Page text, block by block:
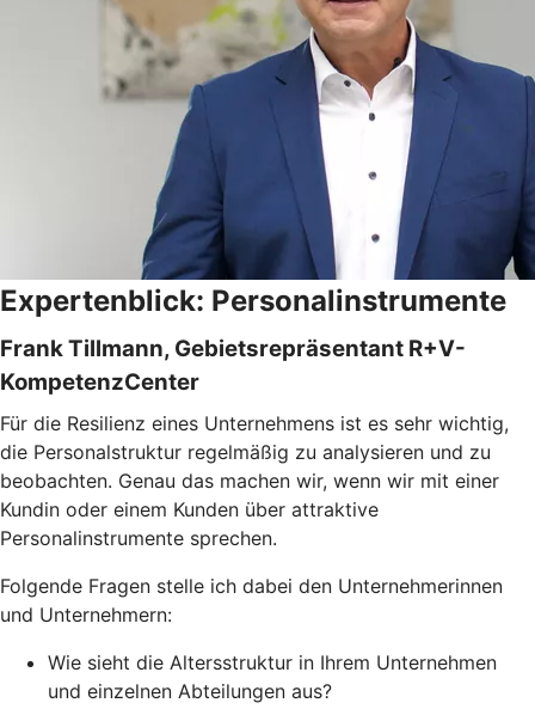
Expertenblick: Personalinstrumente
Frank Tillmann, Gebietsrepräsentant R+V-
KompetenzCenter
Für die Resilienz eines Unternehmens ist es sehr wichtig,
die Personalstruktur regelmäßig zu analysieren und zu
beobachten. Genau das machen wir, wenn wir mit einer
Kundin oder einem Kunden über attraktive
Personalinstrumente sprechen.
Folgende Fragen stelle ich dabei den Unternehmerinnen
und Unternehmern:
Wie sieht die Altersstruktur in Ihrem Unternehmen
und einzelnen Abteilungen aus?